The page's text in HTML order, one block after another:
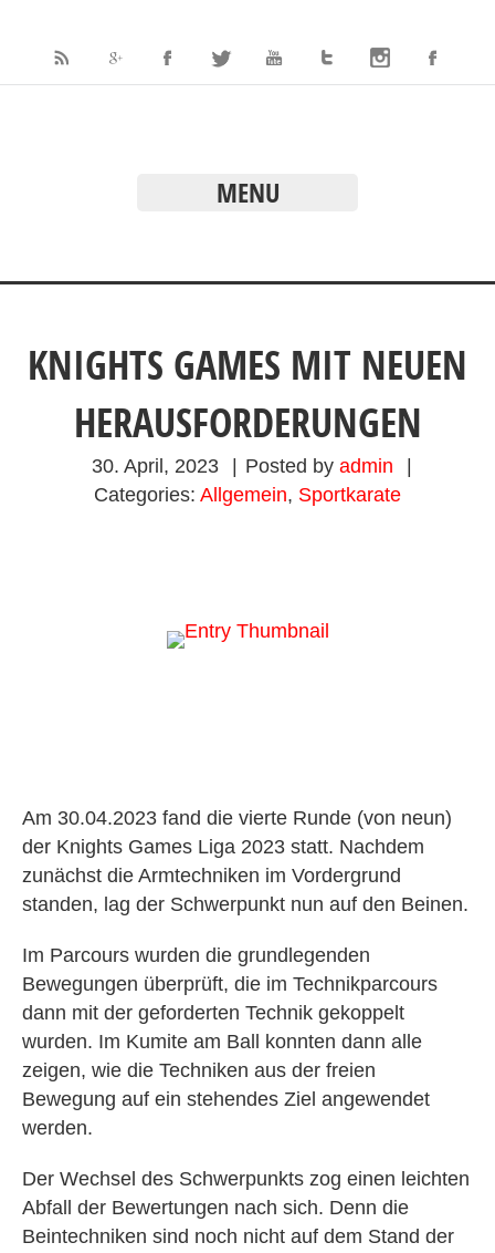
MENU
KNIGHTS GAMES MIT NEUEN
HERAUSFORDERUNGEN
30. April, 2023 Posted by admin
Categories: Allgemein, Sportkarate
Am 30.04.2023 fand die vierte Runde (von neun)
der Knights Games Liga 2023 statt. Nachdem
zunächst die Armtechniken im Vordergrund
standen, lag der Schwerpunkt nun auf den Beinen.
Im Parcours wurden die grundlegenden
Bewegungen überprüft, die im Technikparcours
dann mit der geforderten Technik gekoppelt
wurden. Im Kumite am Ball konnten dann alle
zeigen, wie die Techniken aus der freien
Bewegung auf ein stehendes Ziel angewendet
werden.
Der Wechsel des Schwerpunkts zog einen leichten
Abfall der Bewertungen nach sich. Denn die
Beintechniken sind noch nicht auf dem Stand der